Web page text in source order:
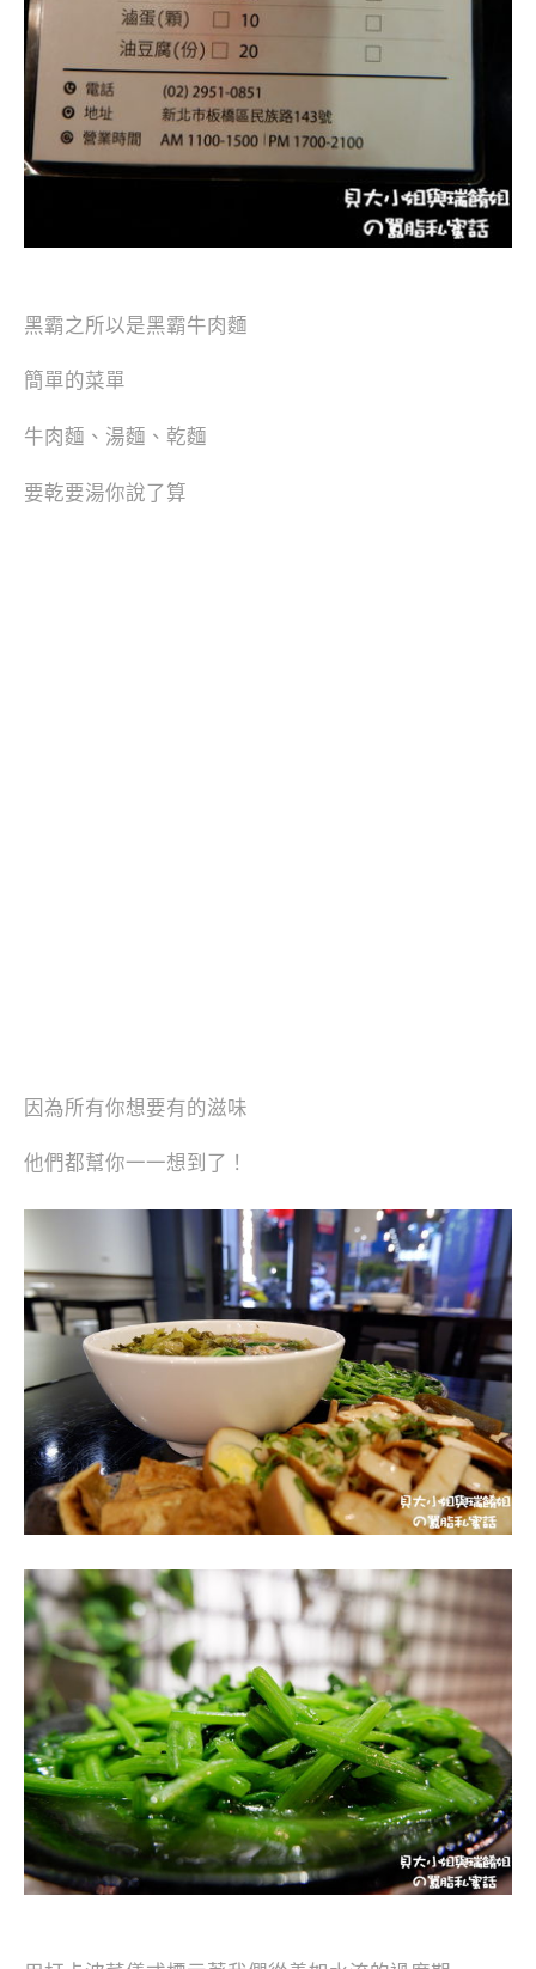
黑霸之所以是黑霸牛肉麵
簡單的菜單
牛肉麵、湯麵、乾麵
要乾要湯你說了算
因為所有你想要有的滋味
他們都幫你一一想到了！